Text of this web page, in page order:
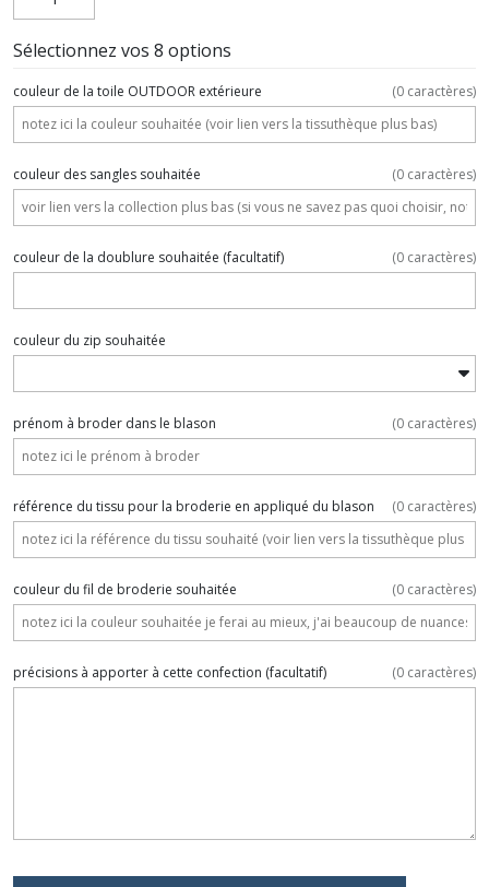
Sélectionnez vos 8 options
couleur de la toile OUTDOOR extérieure (0 caractères)
couleur des sangles souhaitée (0 caractères)
couleur de la doublure souhaitée (facultatif) (0 caractères)
couleur du zip souhaitée
prénom à broder dans le blason (0 caractères)
référence du tissu pour la broderie en appliqué du blason (0 caractères)
couleur du fil de broderie souhaitée (0 caractères)
précisions à apporter à cette confection (facultatif) (0 caractères)